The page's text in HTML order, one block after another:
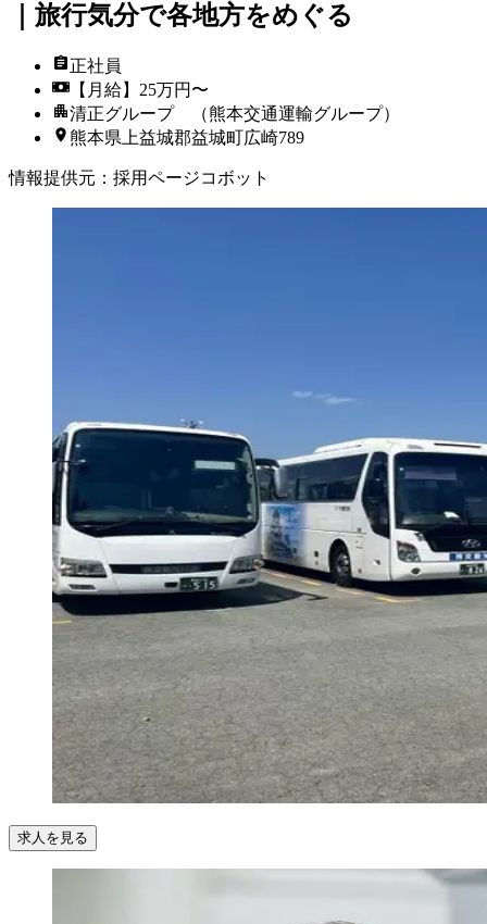
｜旅行気分で各地方をめぐる
正社員
【月給】25万円〜
清正グループ （熊本交通運輸グループ）
熊本県上益城郡益城町広崎789
情報提供元 ： 採用ページコボット
求人を見る